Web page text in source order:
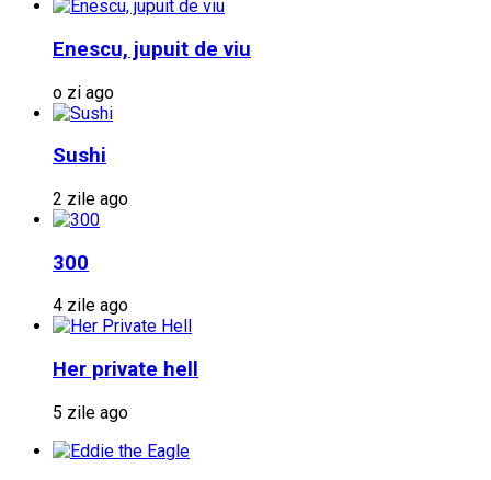
Enescu, jupuit de viu
o zi ago
Sushi
2 zile ago
300
4 zile ago
Her private hell
5 zile ago